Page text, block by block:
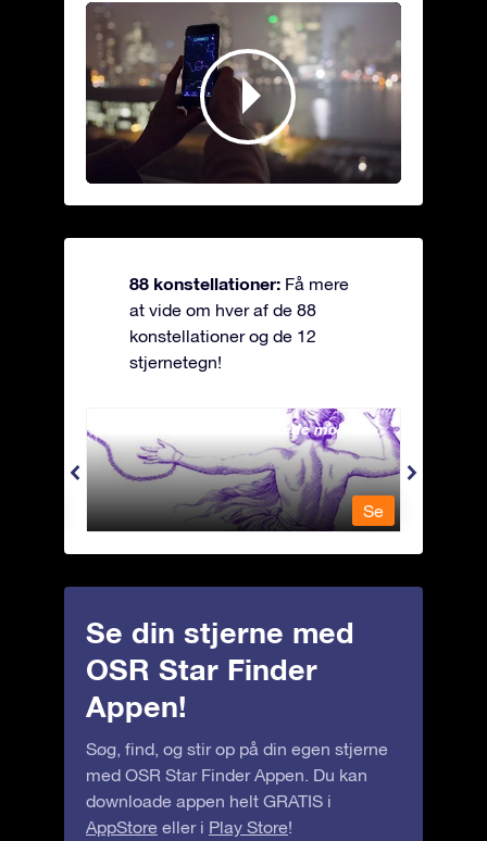
88 konstellationer: Få mere
at vide om hver af de 88
konstellationer og de 12
stjernetegn!
Andromeda - Den lænkede mø
Se
Se din stjerne med
OSR Star Finder
Appen!
Søg, find, og stir op på din egen stjerne
med OSR Star Finder Appen. Du kan
downloade appen helt GRATIS i
AppStore eller i Play Store!